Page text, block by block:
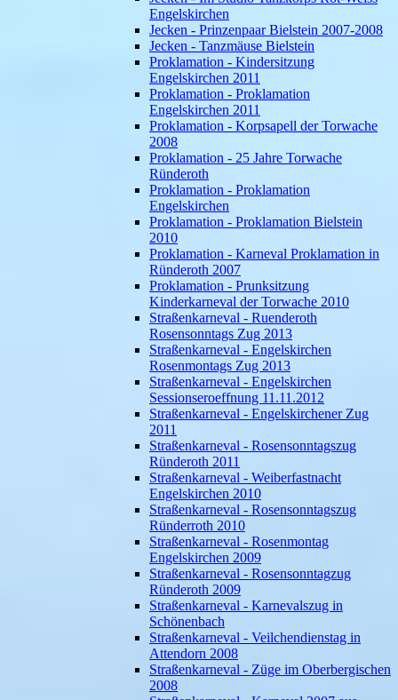
Engelskirchen
Jecken - Prinzenpaar Bielstein 2007-2008
Jecken - Tanzmäuse Bielstein
Proklamation - Kindersitzung
Engelskirchen 2011
Proklamation - Proklamation
Engelskirchen 2011
Proklamation - Korpsapell der Torwache
2008
Proklamation - 25 Jahre Torwache
Ründeroth
Proklamation - Proklamation
Engelskirchen
Proklamation - Proklamation Bielstein
2010
Proklamation - Karneval Proklamation in
Ründeroth 2007
Proklamation - Prunksitzung
Kinderkarneval der Torwache 2010
Straßenkarneval - Ruenderoth
Rosensonntags Zug 2013
Straßenkarneval - Engelskirchen
Rosenmontags Zug 2013
Straßenkarneval - Engelskirchen
Sessionseroeffnung 11.11.2012
Straßenkarneval - Engelskirchener Zug
2011
Straßenkarneval - Rosensonntagszug
Ründeroth 2011
Straßenkarneval - Weiberfastnacht
Engelskirchen 2010
Straßenkarneval - Rosensonntagszug
Ründerroth 2010
Straßenkarneval - Rosenmontag
Engelskirchen 2009
Straßenkarneval - Rosensonntagzug
Ründeroth 2009
Straßenkarneval - Karnevalszug in
Schönenbach
Straßenkarneval - Veilchendienstag in
Attendorn 2008
Straßenkarneval - Züge im Oberbergischen
2008